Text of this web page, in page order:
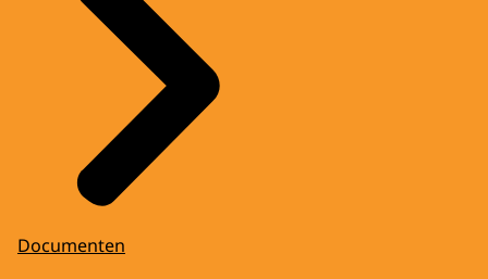
Documenten